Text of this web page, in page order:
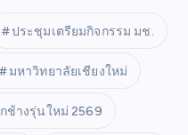
ประชุมเตรียมกิจกรรม มช.
มหาวิทยาลัยเชียงใหม่
ช้างรุ่นใหม่ 2569